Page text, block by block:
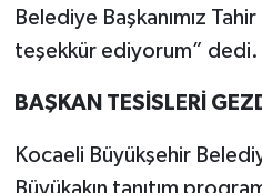
Belediye Başkanımız
teşekkür ediyorum” dedi.
BAŞKAN TESİSLERİ
Kocaeli Büyükşehir